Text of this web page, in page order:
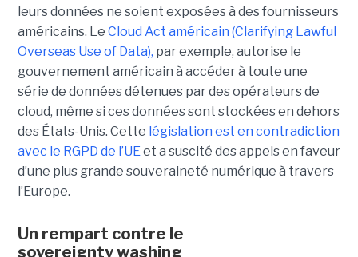
leurs données ne soient exposées à des fournisseurs
américains. Le Cloud Act américain (Clarifying Lawful
Overseas Use of Data), par exemple, autorise le
gouvernement américain à accéder à toute une
série de données détenues par des opérateurs de
cloud, même si ces données sont stockées en dehors
des États-Unis. Cette législation est en contradiction
avec le RGPD de l’UEet a suscité des appels en faveur
d’une plus grande souveraineté numérique à travers
l’Europe.
Un rempart contre le
sovereignty washing